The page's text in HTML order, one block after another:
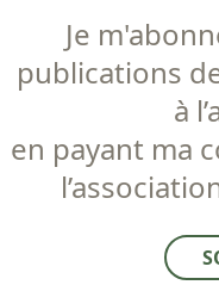
Je
publications
à
en payant ma